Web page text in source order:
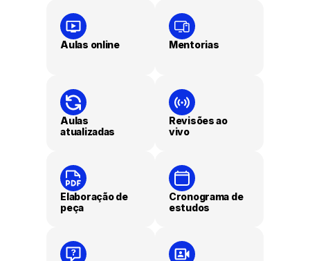
Aulas online Mentorias
Aulas
atualizadas
Revisões ao
vivo
Elaboração de
peça
Cronograma de
estudos